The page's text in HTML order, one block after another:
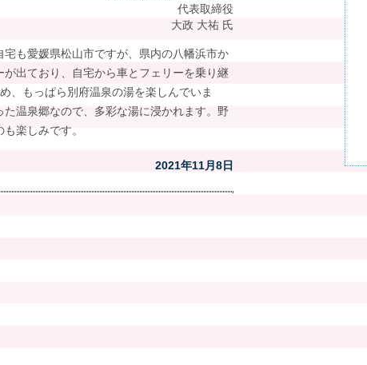
代表取締役
大政 大祐 氏
も愛媛県松山市ですが、県内の八幡浜市か
出ており、自宅から車とフェリーを乗り継
、もっぱら別府温泉の湯を楽しんでいま
温泉郷なので、多彩な湯に浸かれます。野
楽しみです。
2021年11月8日